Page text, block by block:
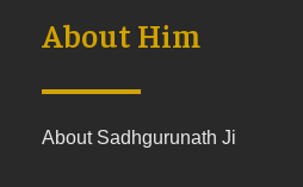
About Him
About Sadhgurunath Ji